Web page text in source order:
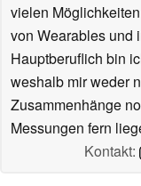
vielen
von Wearables und
Hauptberuflich bin
weshalb mir weder
Zusammenhänge
Messungen fern
Kontakt: